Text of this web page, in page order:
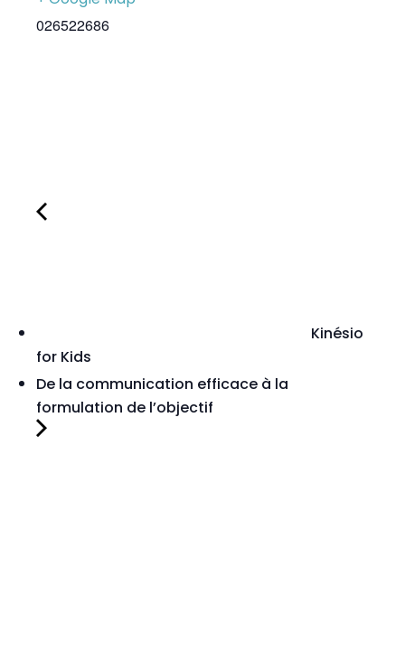
026522686
Kinésio
for Kids
De la communication efficace à la
formulation de l’objectif